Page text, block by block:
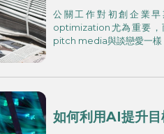
公關工作對初創企業
optimization尤為重要
pitch media與談戀愛一樣
如何利用AI提升目